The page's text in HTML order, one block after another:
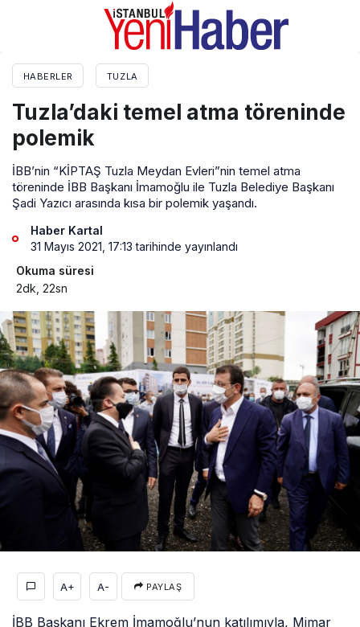
HABERLER TUZLA
Tuzla’daki temel atma töreninde
polemik
İBB’nin “KİPTAŞ Tuzla Meydan Evleri”nin temel atma
töreninde İBB Başkanı İmamoğlu ile Tuzla Belediye Başkanı
Şadi Yazıcı arasında kısa bir polemik yaşandı.
Haber Kartal
31 Mayıs 2021, 17:13 tarihinde yayınlandı
Okuma süresi
2dk, 22sn
A+ A- PAYLAŞ
İBB Başkanı Ekrem İmamoğlu’nun katılımıyla, Mimar